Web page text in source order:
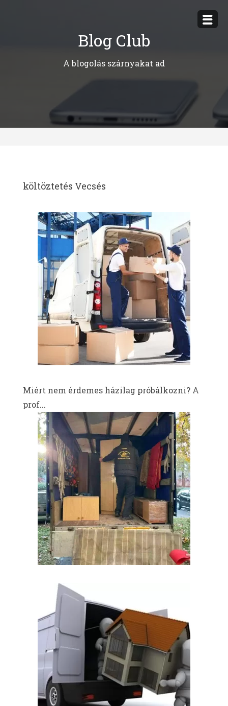
Blog Club
A blogolás szárnyakat ad
költöztetés Vecsés
Miért nem érdemes házilag próbálkozni? A
prof...